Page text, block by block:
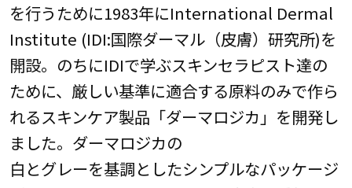
を行うために1983年にInternational Dermal
Institute (IDI:国際ダーマル（皮膚）研究所)を
開設。のちにIDIで学ぶスキンセラピスト達の
ために、厳しい基準に適合する原料のみで作ら
れるスキンケア製品「ダーマロジカ」を開発し
ました。ダーマロジカの
白とグレーを基調としたシンプルなパッケージ